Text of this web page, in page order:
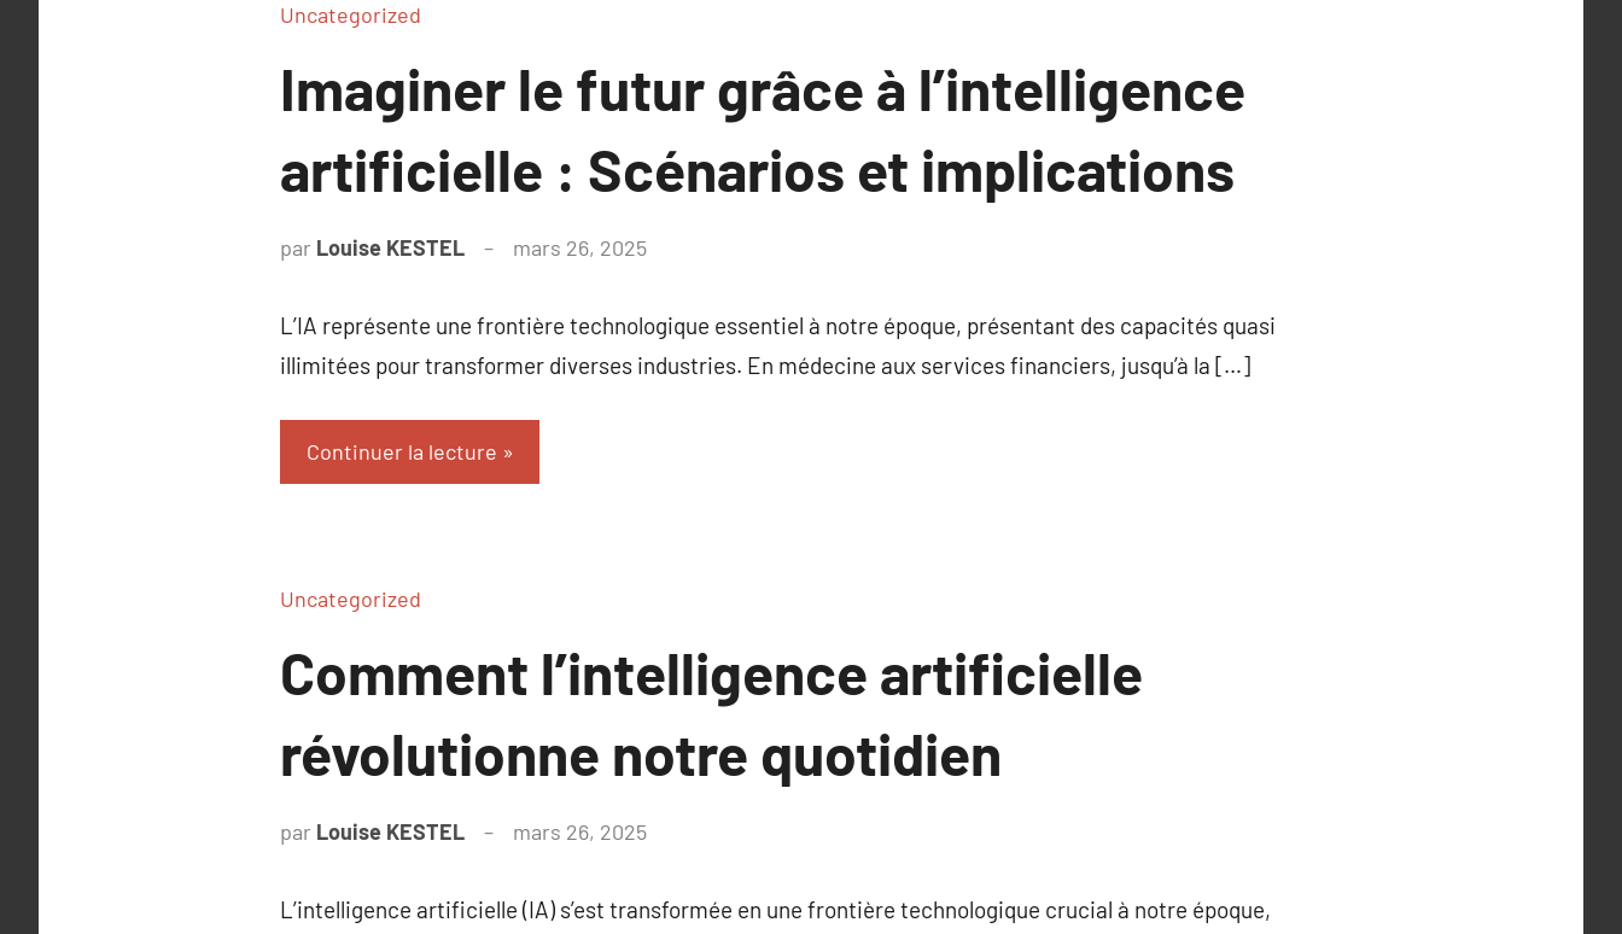
Uncategorized
Imaginer le futur grâce à l’intelligence
artificielle : Scénarios et implications
par Louise KESTEL mars 26, 2025
L’IA représente une frontière technologique essentiel à notre époque, présentant des capacités quasi
illimitées pour transformer diverses industries. En médecine aux services financiers, jusqu’à la […]
Continuer la lecture
Uncategorized
Comment l’intelligence artificielle
révolutionne notre quotidien
par Louise KESTEL mars 26, 2025
L’intelligence artificielle (IA) s’est transformée en une frontière technologique crucial à notre époque,